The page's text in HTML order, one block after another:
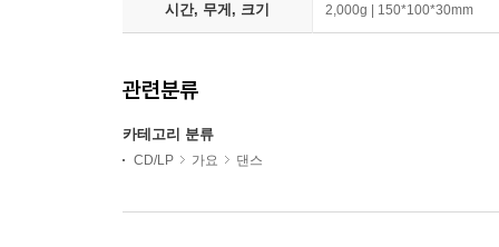
시간, 무게, 크기 2,000g | 150*100*30mm
관련분류
카테고리 분류
CD/LP 가요 댄스